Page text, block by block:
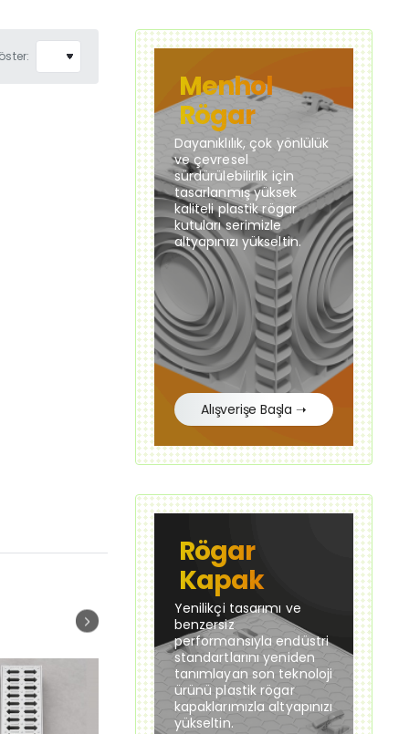
Menhol
Rögar
Dayanıklılık, çok yönlülük
ve çevresel
sürdürülebilirlik için
tasarlanmış yüksek
kaliteli plastik rögar
kutuları serimizle
altyapınızı yükseltin.
Alışverişe Başla ➝
Rögar
Kapak
Yenilikçi tasarımı ve
benzersiz
performansıyla endüstri
standartlarını yeniden
tanımlayan son teknoloji
ürünü plastik rögar
kapaklarımızla altyapınızı
yükseltin.